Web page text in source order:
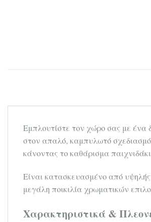
Εμπλουτίστε τον χώρο σας με ένα
στον απαλό, καμπυλωτό
κάνοντας το καθάρισμα
Είναι κατασκευασμένο από
μεγάλη ποικιλία χρωματικών
Χαρακτηριστικά &